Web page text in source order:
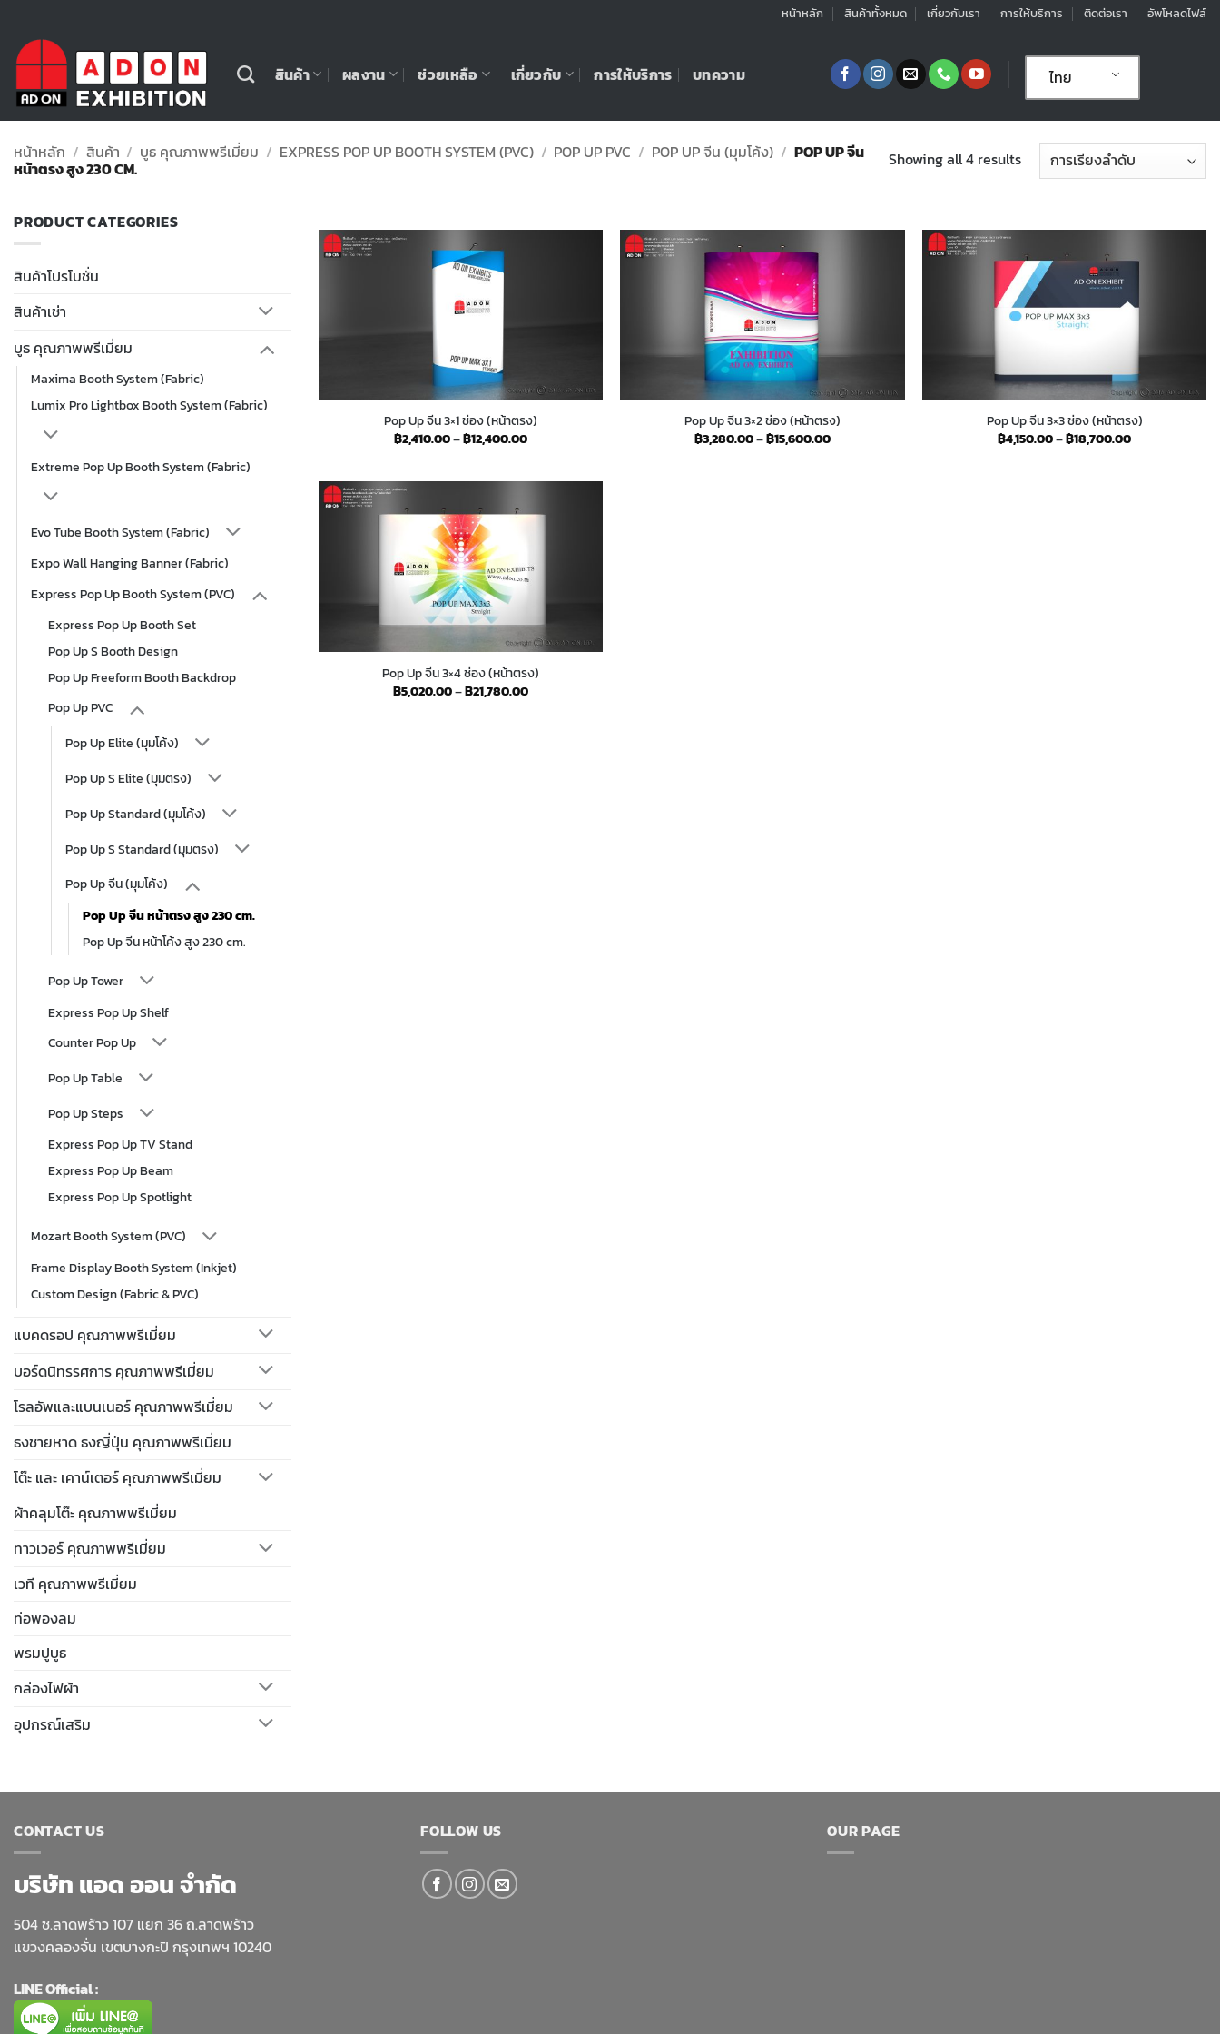
หน้าหลัก สินค้าทั้งหมด เกี่ยวกับเรา การให้บริการ ติดต่อเรา อัพโหลดไฟล์
สินค้า ผลงาน ช่วยเหลือ เกี่ยวกับ การให้บริการ บทความ ไทย
หน้าหลัก / สินค้า / บูธ คุณภาพพรีเมี่ยม / EXPRESS POP UP BOOTH SYSTEM (PVC) / POP UP PVC / POP UP จีน (มุมโค้ง) / POP UP จีน
หน้าตรง สูง 230 CM. Showing all 4 results
PRODUCT CATEGORIES
สินค้าโปรโมชั่น
สินค้าเช่า
บูธ คุณภาพพรีเมี่ยม
Maxima Booth System (Fabric)
Lumix Pro Lightbox Booth System (Fabric)
Extreme Pop Up Booth System (Fabric)
Evo Tube Booth System (Fabric)
Expo Wall Hanging Banner (Fabric)
Express Pop Up Booth System (PVC)
Express Pop Up Booth Set
Pop Up S Booth Design
Pop Up Freeform Booth Backdrop
Pop Up PVC
Pop Up Elite (มุมโค้ง)
Pop Up S Elite (มุมตรง)
Pop Up Standard (มุมโค้ง)
Pop Up S Standard (มุมตรง)
Pop Up จีน (มุมโค้ง)
Pop Up จีน หน้าตรง สูง 230 cm.
Pop Up จีน หน้าโค้ง สูง 230 cm.
Pop Up Tower
Express Pop Up Shelf
Counter Pop Up
Pop Up Table
Pop Up Steps
Express Pop Up TV Stand
Express Pop Up Beam
Express Pop Up Spotlight
Mozart Booth System (PVC)
Frame Display Booth System (Inkjet)
Custom Design (Fabric & PVC)
แบคดรอป คุณภาพพรีเมี่ยม
บอร์ดนิทรรศการ คุณภาพพรีเมี่ยม
โรลอัพและแบนเนอร์ คุณภาพพรีเมี่ยม
ธงชายหาด ธงญี่ปุ่น คุณภาพพรีเมี่ยม
โต๊ะ และ เคาน์เตอร์ คุณภาพพรีเมี่ยม
ผ้าคลุมโต๊ะ คุณภาพพรีเมี่ยม
ทาวเวอร์ คุณภาพพรีเมี่ยม
เวที คุณภาพพรีเมี่ยม
ท่อพองลม
พรมปูบูธ
กล่องไฟผ้า
อุปกรณ์เสริม
Pop Up จีน 3×1 ช่อง (หน้าตรง)
฿2,410.00–฿12,400.00Price
through
Pop Up จีน 3×2 ช่อง (หน้าตรง)
฿3,280.00–฿15,600.00Price
Pop Up จีน 3×3 ช่อง (หน้าตรง)
฿4,150.00–฿18,700.00Price
Pop Up จีน 3×4 ช่อง (หน้าตรง)
฿5,020.00–฿21,780.00Price
CONTACT US
บริษัท แอด ออน จำกัด
504 ซ.ลาดพร้าว 107 แยก 36 ถ.ลาดพร้าว
แขวงคลองจั่น เขตบางกะปิ กรุงเทพฯ 10240
LINE Official :
FOLLOW US OUR PAGE